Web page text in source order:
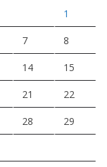
1
7 8
14 15
21 22
28 29